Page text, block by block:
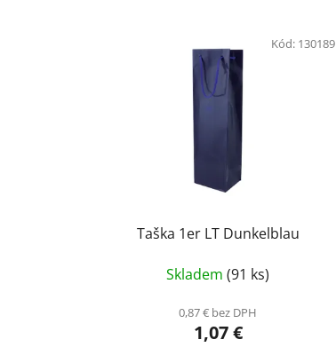
Taška 1er LT Dunkelblau
Skladem(91 ks)
0,87 € bez DPH
1,07 €
Kód: 130189